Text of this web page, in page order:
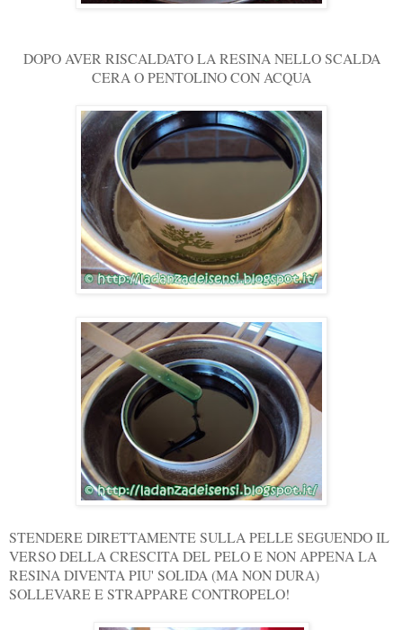
DOPO AVER RISCALDATO LA RESINA NELLO SCALDA
CERA O PENTOLINO CON ACQUA
STENDERE DIRETTAMENTE SULLA PELLE SEGUENDO IL
VERSO DELLA CRESCITA DEL PELO E NON APPENA LA
RESINA DIVENTA PIU' SOLIDA (MA NON DURA)
SOLLEVARE E STRAPPARE CONTROPELO!